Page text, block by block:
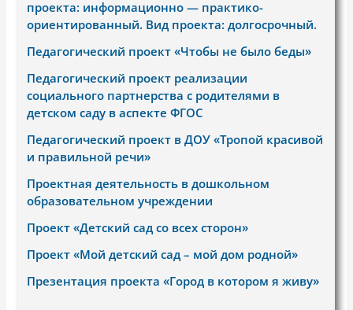
проекта: информационно — практико-
ориентированный. Вид проекта: долгосрочный.
Педагогический проект «Чтобы не было беды»
Педагогический проект реализации
социального партнерства с родителями в
детском саду в аспекте ФГОС
Педагогический проект в ДОУ «Тропой красивой
и правильной речи»
Проектная деятельность в дошкольном
образовательном учреждении
Проект «Детский сад со всех сторон»
Проект «Мой детский сад – мой дом родной»
Презентация проекта «Город в котором я живу»